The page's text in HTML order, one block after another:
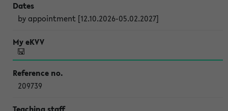
by appointment [12.10.2026-05.02.2027]
209739